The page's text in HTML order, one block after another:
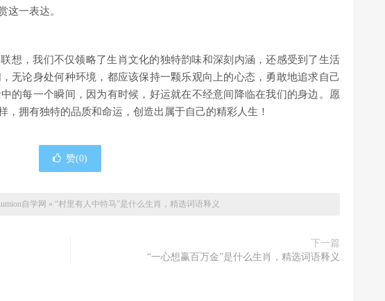
这一表达。
想，我们不仅领略了生肖文化的独特韵味和深刻内涵，还感受到了生活
无论身处何种环境，都应该保持一颗乐观向上的心态，勇敢地追求自己
的每一个瞬间，因为有时候，好运就在不经意间降临在我们的身边。愿
拥有独特的品质和命运，创造出属于自己的精彩人生！
赞(0)
自学网 » “村里有人中特马”是什么生肖，精选词语释义
下一篇
“一心想赢百万金”是什么生肖，精选词语释义